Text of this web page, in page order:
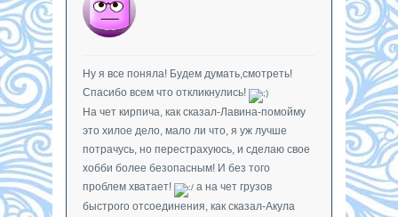
Ну я все поняла! Будем думать,смотреть!
Спасибо всем что откликнулись!
На чет кирпича, как сказал-Лавина-помойму
это хилое дело, мало ли что, я уж лучше
потрачусь, но перестрахуюсь, и сделаю свое
хобби более безопасным! И без того
проблем хватает!
а на чет грузов
быстрого отсоединения, как сказал-Акула